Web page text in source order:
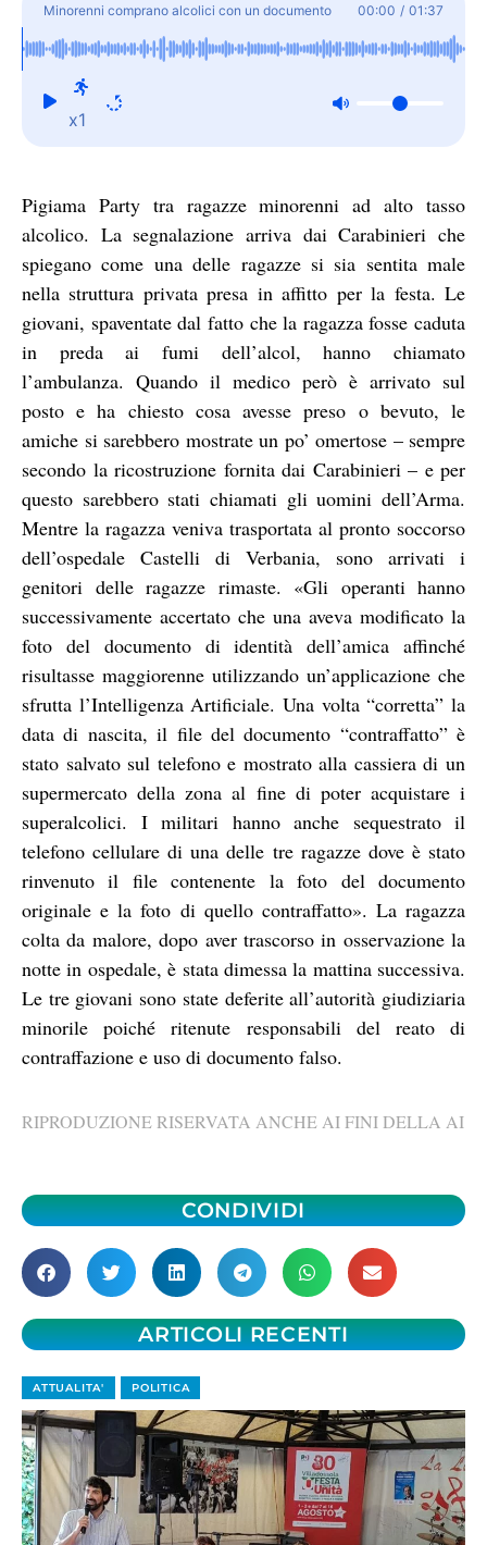
Minorenni comprano alcolici con un documento
falso. Una di loro accusa un malore al pigiama party
00:00 / 01:37
x1
Pigiama Party tra ragazze minorenni ad alto tasso
alcolico. La segnalazione arriva dai Carabinieri che
spiegano come una delle ragazze si sia sentita male
nella struttura privata presa in affitto per la festa. Le
giovani, spaventate dal fatto che la ragazza fosse caduta
in preda ai fumi dell’alcol, hanno chiamato
l’ambulanza. Quando il medico però è arrivato sul
posto e ha chiesto cosa avesse preso o bevuto, le
amiche si sarebbero mostrate un po’ omertose – sempre
secondo la ricostruzione fornita dai Carabinieri – e per
questo sarebbero stati chiamati gli uomini dell’Arma.
Mentre la ragazza veniva trasportata al pronto soccorso
dell’ospedale Castelli di Verbania, sono arrivati i
genitori delle ragazze rimaste. «Gli operanti hanno
successivamente accertato che una aveva modificato la
foto del documento di identità dell’amica affinché
risultasse maggiorenne utilizzando un’applicazione che
sfrutta l’Intelligenza Artificiale. Una volta “corretta” la
data di nascita, il file del documento “contraffatto” è
stato salvato sul telefono e mostrato alla cassiera di un
supermercato della zona al fine di poter acquistare i
superalcolici. I militari hanno anche sequestrato il
telefono cellulare di una delle tre ragazze dove è stato
rinvenuto il file contenente la foto del documento
originale e la foto di quello contraffatto». La ragazza
colta da malore, dopo aver trascorso in osservazione la
notte in ospedale, è stata dimessa la mattina successiva.
Le tre giovani sono state deferite all’autorità giudiziaria
minorile poiché ritenute responsabili del reato di
contraffazione e uso di documento falso.
RIPRODUZIONE RISERVATA ANCHE AI FINI DELLA AI
CONDIVIDI
ARTICOLI RECENTI
ATTUALITA' POLITICA